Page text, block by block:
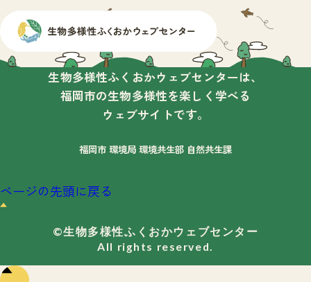
生物多様性ふくおかウェブセンターは、
福岡市の生物多様性を楽しく学べる
ウェブサイトです。
福岡市 環境局 環境共生部 自然共生課
ページの先頭に戻る
©生物多様性ふくおかウェブセンター
All rights reserved.
ペー